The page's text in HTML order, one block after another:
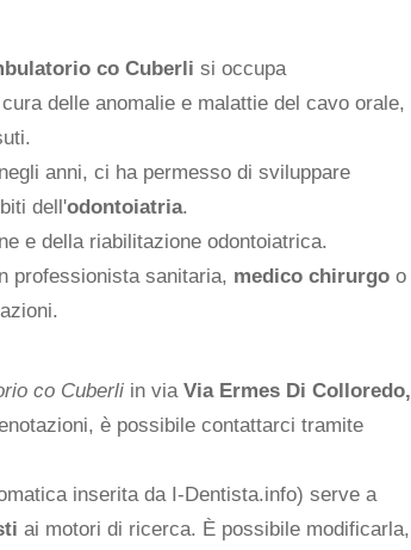
co Cuberli si occupa
delle anomalie e malattie del cavo orale,
anni, ci ha permesso di sviluppare
dell'odontoiatria.
e della riabilitazione odontoiatrica.
professionista sanitaria, medico chirurgo o
co Cuberli in viaVia Ermes Di Colloredo,
è possibile contattarci tramite
inserita da I-Dentista.info) serve a
ai motori di ricerca. È possibile modificarla,